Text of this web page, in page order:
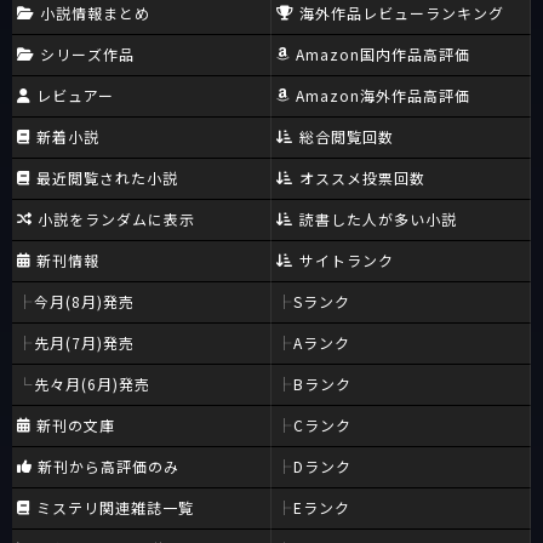
小説情報まとめ
シリーズ作品
レビュアー
新着小説
最近閲覧された小説
小説をランダムに表示
新刊情報
今月(8月)発売
先月(7月)発売
先々月(6月)発売
新刊の文庫
新刊から高評価のみ
ミステリ関連雑誌一覧
海外作品レビューランキング
Amazon国内作品高評価
Amazon海外作品高評価
総合閲覧回数
オススメ投票回数
読書した人が多い小説
サイトランク
Sランク
Aランク
Bランク
Cランク
Dランク
Eランク